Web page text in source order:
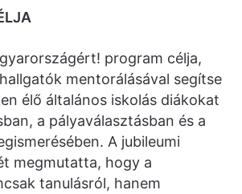
program célja,
mentorálásával segítse
élő általános iskolás diákokat
a pályaválasztásban és a
A jubileumi
megmutatta, hogy a
tanulásról, hanem